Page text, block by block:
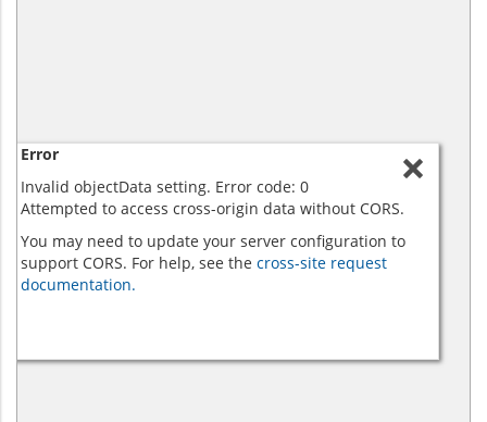
Error
Invalid objectData setting. Error code: 0
Attempted to access cross-origin data without CORS.
You may need to update your server configuration to
support CORS. For help, see the cross-site request
documentation.